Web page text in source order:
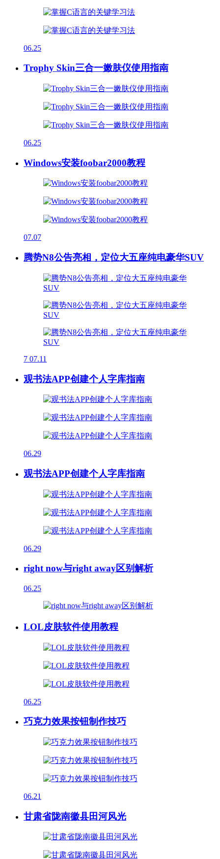
06.25
Trophy Skin三合一嫩肤仪使用指南
06.25
Windows安装foobar2000教程
07.07
腾势N8公告亮相，定位大五座纯电豪华SUV
7 07.11
观书法APP创建个人字库指南
06.29
观书法APP创建个人字库指南
06.29
right now与right away区别解析
06.25
LOL皮肤软件使用教程
06.25
巧克力效果按钮制作技巧
06.21
甘肃省陇南徽县田河风光